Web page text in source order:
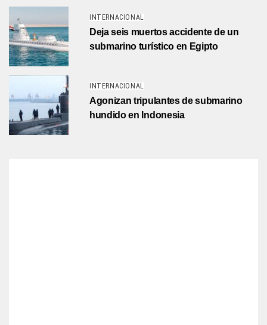
INTERNACIONAL
Deja seis muertos accidente de un
submarino turístico en Egipto
INTERNACIONAL
Agonizan tripulantes de submarino
hundido en Indonesia